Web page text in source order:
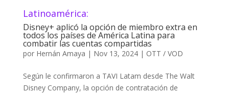
Latinoamérica:
Disney+ aplicó la opción de miembro extra en
todos los países de América Latina para
combatir las cuentas compartidas
por Hernán Amaya | Nov 13, 2024| OTT / VOD
Según le confirmaron a TAVI Latam desde The Walt
Disney Company, la opción de contratación de